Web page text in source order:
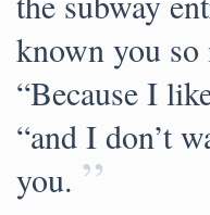
known you so
“Because I
“and I don’t
you. ”